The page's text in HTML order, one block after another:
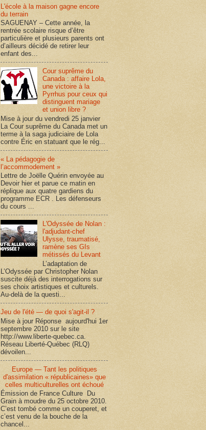
L'école à la maison gagne encore
du terrain
SAGUENAY – Cette année, la
rentrée scolaire risque d’être
particulière et plusieurs parents ont
d’ailleurs décidé de retirer leur
enfant des...
Cour suprême du
Canada : affaire Lola,
une victoire à la
Pyrrhus pour ceux qui
distinguent mariage
et union libre ?
Mise à jour du vendredi 25 janvier
La Cour suprême du Canada met un
terme à la saga judiciaire de Lola
contre Éric en statuant que le rég...
« La pédagogie de
l’accommodement »
Lettre de Joëlle Quérin envoyée au
Devoir hier et parue ce matin en
réplique aux quatre gardiens du
programme ECR . Les défenseurs
du cours ...
L'Odyssée de Nolan :
l'adjudant-chef
Ulysse, traumatisé,
ramène ses GIs
métissés du Levant
L’adaptation de
L’Odyssée par Christopher Nolan
suscite déjà des interrogations sur
ses choix artistiques et culturels.
Au-delà de la questi...
Jeu de l'été — de quoi s'agit-il ?
Mise à jour Réponse aujourd'hui 1er
septembre 2010 sur le site
http://www.liberte-quebec.ca.
Réseau Liberté-Québec (RLQ)
dévoilen...
Europe — Tant les politiques
d'assimilation « républicaines» que
celles multiculturelles ont échoué
Émission de France Culture Du
Grain à moudre du 25 octobre 2010.
C’est tombé comme un couperet, et
c’est venu de la bouche de la
chancel...